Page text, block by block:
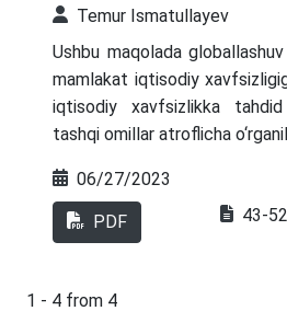
o'sishni ta'minlash, savdo va
quvvatlashga xizmat
tendensiyalar mamlakatning
ta'minlash va xalqaro
oshirishda muhim rol o'ynaydi
Temur Ismatullayev
Ushbu maqolada
mamlakat iqtisodiy
iqtisodiy xavfsizlikka
tashqi omillar atroflicha
06/27/2023
PDF 43-52
1 - 4 from 4